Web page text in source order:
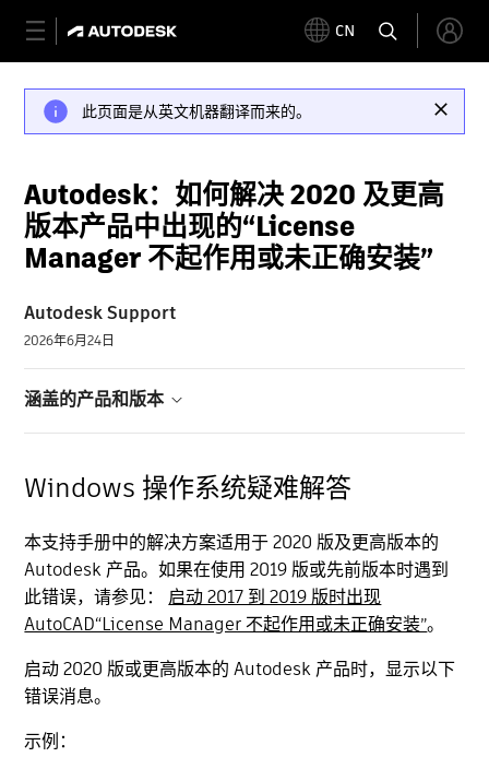
CN
此页面是从英文机器翻译而来的。
Autodesk：如何解决 2020 及更高
版本产品中出现的“License
Manager 不起作用或未正确安装”
Autodesk Support
2026年6月24日
涵盖的产品和版本
Windows 操作系统疑难解答
本支持手册中的解决方案适用于 2020 版及更高版本的
Autodesk 产品。如果在使用 2019 版或先前版本时遇到
此错误，请参见：
启动 2017 到 2019 版时出现
AutoCAD“License Manager 不起作用或未正确安装”。
启动 2020 版或更高版本的 Autodesk 产品时，显示以下
错误消息。
示例：